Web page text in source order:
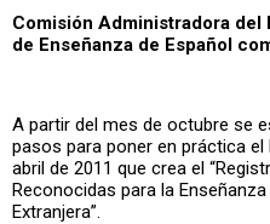
Comisión Administradora
de Enseñanza de Español
A partir del mes de octubre se
pasos para poner en práctica
abril de 2011 que crea el
Reconocidas para la
Extranjera”.